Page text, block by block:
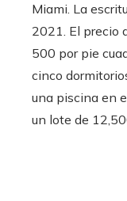
Miami. La
2021. El precio
500 por pie
cinco
una piscina en
un lote de